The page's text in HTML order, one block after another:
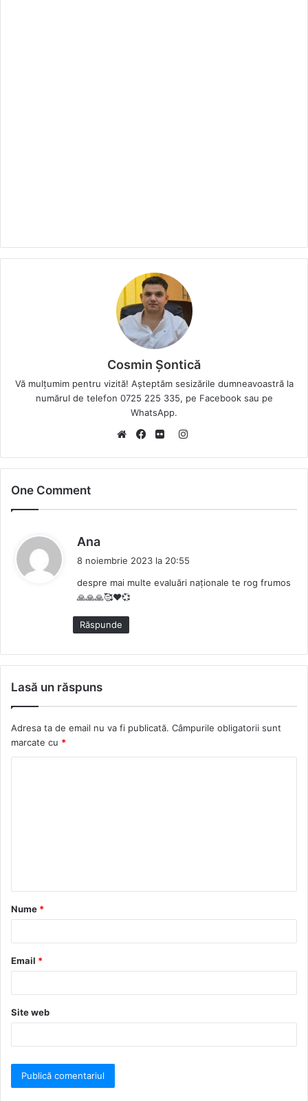
Cosmin Șontică
Vă mulțumim pentru vizită! Așteptăm sesizările dumneavoastră la
numărul de telefon 0725 225 335, pe Facebook sau pe
WhatsApp.
e
a
k
l
I
s
m
One Comment
Ana
n
e
:
8 noiembrie 2023 la 20:55
despre mai multe evaluări naționale te rog frumos
🙏🙏🙏🥰❤️💞
Răspunde
Lasă un răspuns
Adresa ta de email nu va fi publicată. Câmpurile obligatorii sunt
marcate cu *
Nume *
Email *
Site web